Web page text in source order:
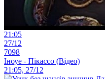
21:05
27/12
7098
Іноуе - Пікассо (Відео)
21:05, 27/12